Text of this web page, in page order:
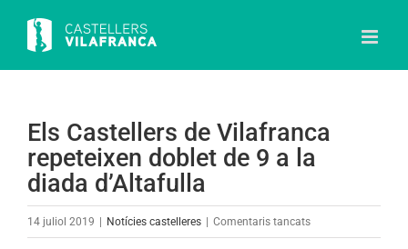
content
Els Castellers de Vilafranca
repeteixen doblet de 9 a la
diada d’Altafulla
14 juliol 2019 Notícies castelleres Comentaris tancatsa